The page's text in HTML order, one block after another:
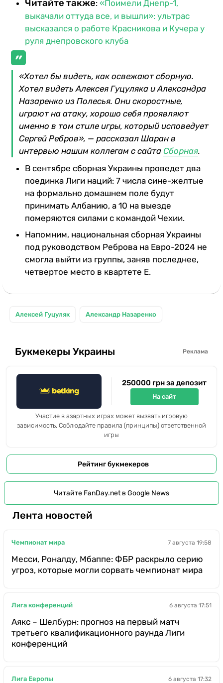
Читайте также: «Поимели Днепр-1,
выкачали оттуда все, и вышли»: ультрас
высказался о работе Красникова и Кучера у
руля днепровского клуба
«Хотел бы видеть, как освежают сборную.
Хотел видеть Алексея Гуцуляка и Александра
Назаренко из Полесья. Они скоростные,
играют на атаку, хорошо себя проявляют
именно в том стиле игры, который исповедует
Сергей Ребров», — рассказал Шаран в
интервью нашим коллегам с сайта Сборная.
В сентябре сборная Украины проведет два
поединка Лиги наций: 7 числа сине-желтые
на формально домашнем поле будут
принимать Албанию, а 10 на выезде
померяются силами с командой Чехии.
Напомним, национальная сборная Украины
под руководством Реброва на Евро-2024 не
смогла выйти из группы, заняв последнее,
четвертое место в квартете Е.
Алексей Гуцуляк Александр Назаренко
Букмекеры Украины Реклама
250000 грн за депозит
На сайт
Участие в азартных играх может вызвать игровую
зависимость. Соблюдайте правила (принципы) ответственной
игры
Рейтинг букмекеров
Читайте FanDay.net в Google News
Лента новостей
Чемпионат мира 7 августа 19:58
Месси, Роналду, Мбаппе: ФБР раскрыло серию
угроз, которые могли сорвать чемпионат мира
Лига конференций 6 августа 17:51
Аякс – Шелбурн: прогноз на первый матч
третьего квалификационного раунда Лиги
конференций
Лига Европы 6 августа 17:32